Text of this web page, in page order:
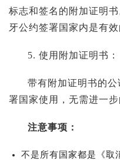
标志和签名的附加证明
牙公约签署国家内是有效
5. 使用附加证明书：
带有附加证明书的
署国家使用，无需进一步
注意事项：
不是所有国家都是《取